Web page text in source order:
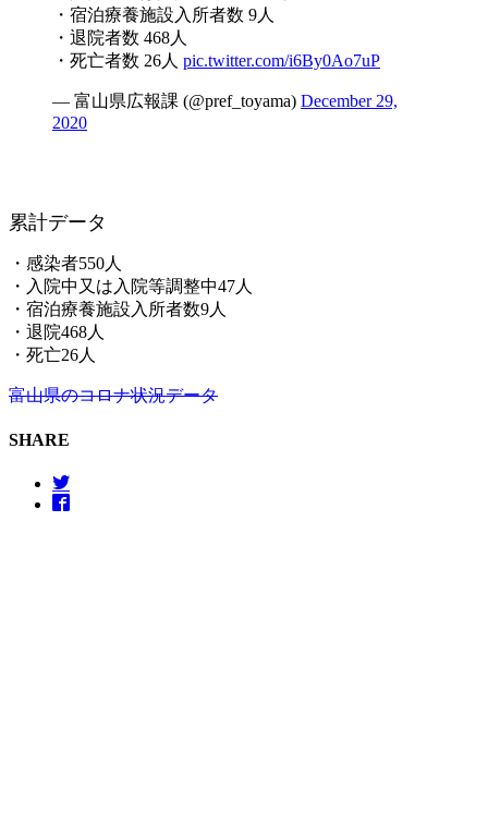
・宿泊療養施設入所者数 9人
・退院者数 468人
・死亡者数 26人 pic.twitter.com/i6By0Ao7uP
— 富山県広報課 (@pref_toyama) December 29,
2020
累計データ
・感染者550人
・入院中又は入院等調整中47人
・宿泊療養施設入所者数9人
・退院468人
・死亡26人
富山県のコロナ状況データ
SHARE